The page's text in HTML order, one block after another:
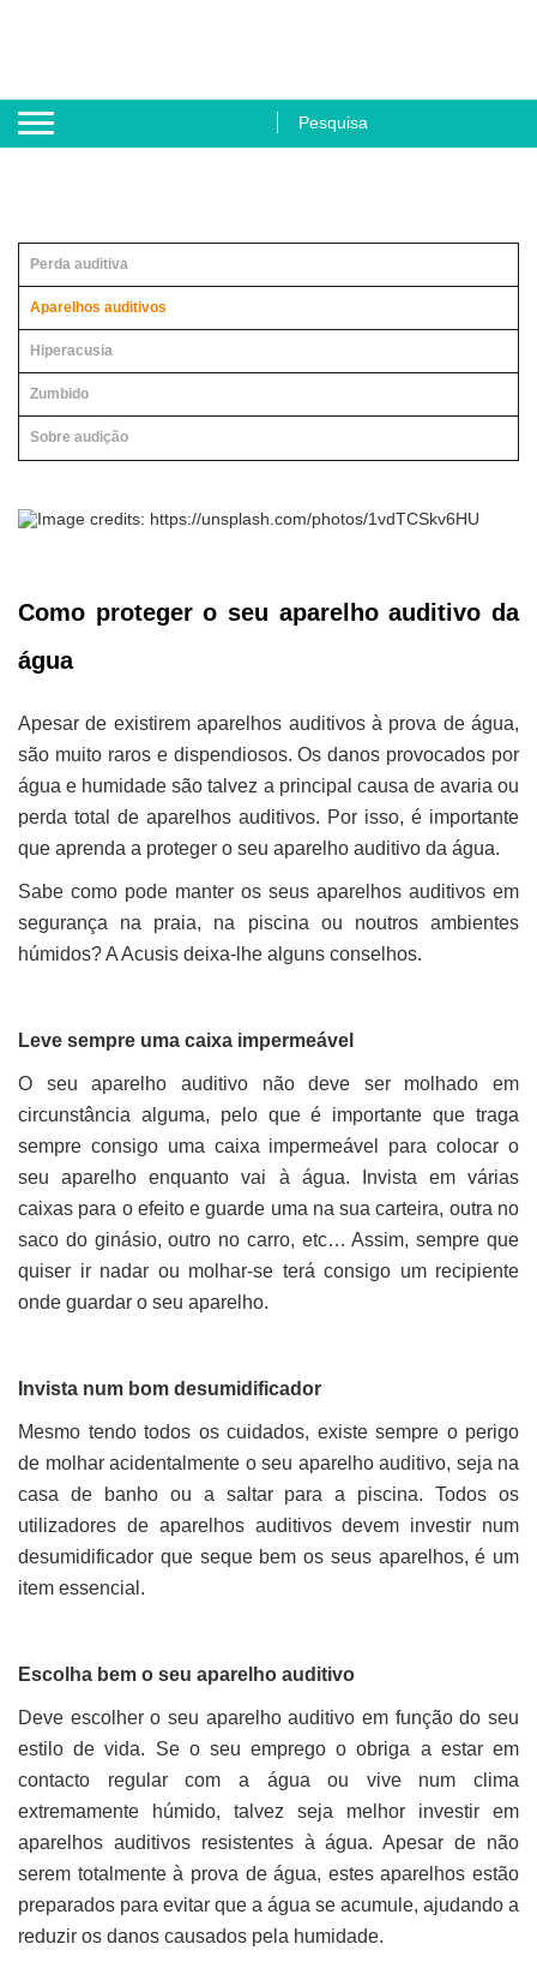
Perda auditiva
Aparelhos auditivos
Hiperacusia
Zumbido
Sobre audição
Como proteger o seu aparelho auditivo da
água
Apesar de existirem aparelhos auditivos à prova de água,
são muito raros e dispendiosos. Os danos provocados por
água e humidade são talvez a principal causa de avaria ou
perda total de aparelhos auditivos. Por isso, é importante
que aprenda a proteger o seu aparelho auditivo da água.
Sabe como pode manter os seus aparelhos auditivos em
segurança na praia, na piscina ou noutros ambientes
húmidos? A Acusis deixa-lhe alguns conselhos.
Leve sempre uma caixa impermeável
O seu aparelho auditivo não deve ser molhado em
circunstância alguma, pelo que é importante que traga
sempre consigo uma caixa impermeável para colocar o
seu aparelho enquanto vai à água. Invista em várias
caixas para o efeito e guarde uma na sua carteira, outra no
saco do ginásio, outro no carro, etc… Assim, sempre que
quiser ir nadar ou molhar-se terá consigo um recipiente
onde guardar o seu aparelho.
Invista num bom desumidificador
Mesmo tendo todos os cuidados, existe sempre o perigo
de molhar acidentalmente o seu aparelho auditivo, seja na
casa de banho ou a saltar para a piscina. Todos os
utilizadores de aparelhos auditivos devem investir num
desumidificador que seque bem os seus aparelhos, é um
item essencial.
Escolha bem o seu aparelho auditivo
Deve escolher o seu aparelho auditivo em função do seu
estilo de vida. Se o seu emprego o obriga a estar em
contacto regular com a água ou vive num clima
extremamente húmido, talvez seja melhor investir em
aparelhos auditivos resistentes à água. Apesar de não
serem totalmente à prova de água, estes aparelhos estão
preparados para evitar que a água se acumule, ajudando a
reduzir os danos causados pela humidade.